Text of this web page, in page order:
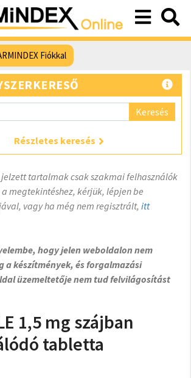
Fiókkal
Keresés
Részletes keresés
tartalmak csak szakmai felhasználók
megtekintéshez, kérjük, lépjen be
vagy ha még nem regisztrált, itt
hogy jelen weboldalon nem
a készítmények, és forgalmazási
üzemeltetője nem tud felvilágosítást
1,5 mg szájban
tabletta